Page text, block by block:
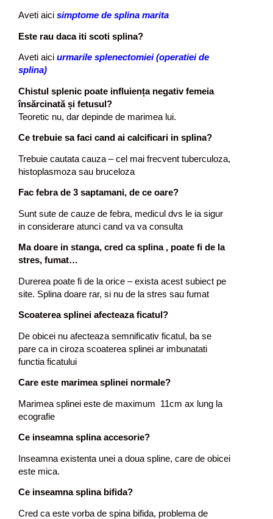
Aveti aici simptome de splina marita
Este rau daca iti scoti splina?
Aveti aici urmarile splenectomiei (operatiei de
splina)
Chistul splenic poate influiența negativ femeia
însărcinatăși fetusul?
Teoretic nu, dar depinde de marimea lui.
Ce trebuie sa faci cand ai calcificari in splina?
Trebuie cautata cauza – cel mai frecvent tuberculoza,
histoplasmoza sau bruceloza
Fac febra de 3 saptamani, de ce oare?
Sunt sute de cauze de febra, medicul dvs le ia sigur
in considerare atunci cand va va consulta
Ma doare in stanga, cred ca splina , poate fi de la
stres, fumat…
Durerea poate fi de la orice – exista acest subiect pe
site. Splina doare rar, si nu de la stres sau fumat
Scoaterea splinei afecteaza ficatul?
De obicei nu afecteaza semnificativ ficatul, ba se
pare ca in ciroza scoaterea splinei ar imbunatati
functia ficatului
Care este marimea splinei normale?
Marimea splinei este de maximum 11cm ax lung la
ecografie
Ce inseamna splina accesorie?
Inseamna existenta unei a doua spline, care de obicei
este mica.
Ce inseamna splina bifida?
Cred ca este vorba de spina bifida, problema de